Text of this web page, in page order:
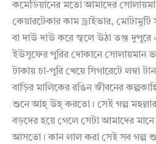
কমেডিয়ানের মতো আমাদের
কেয়ারটেকার কাম ড্রাইভার, মোটামুটি
বা দাউ দাউ করে জ্বলে উঠা তপ্ত দুপুরে
ইউসুফের পুরির দোকানে সোলায়মান
টাকায় চা-পুরি খেয়ে সিগারেটে লম্বা
বাড়ির মালিকের রঙিন জীবনের
শুনে আহ্ উহ্ করতো। সেই গল্প
বড়দের হয়ে গেলে সেটা আমাদের
আসতো। কান লাল করা সেই সব গল্প